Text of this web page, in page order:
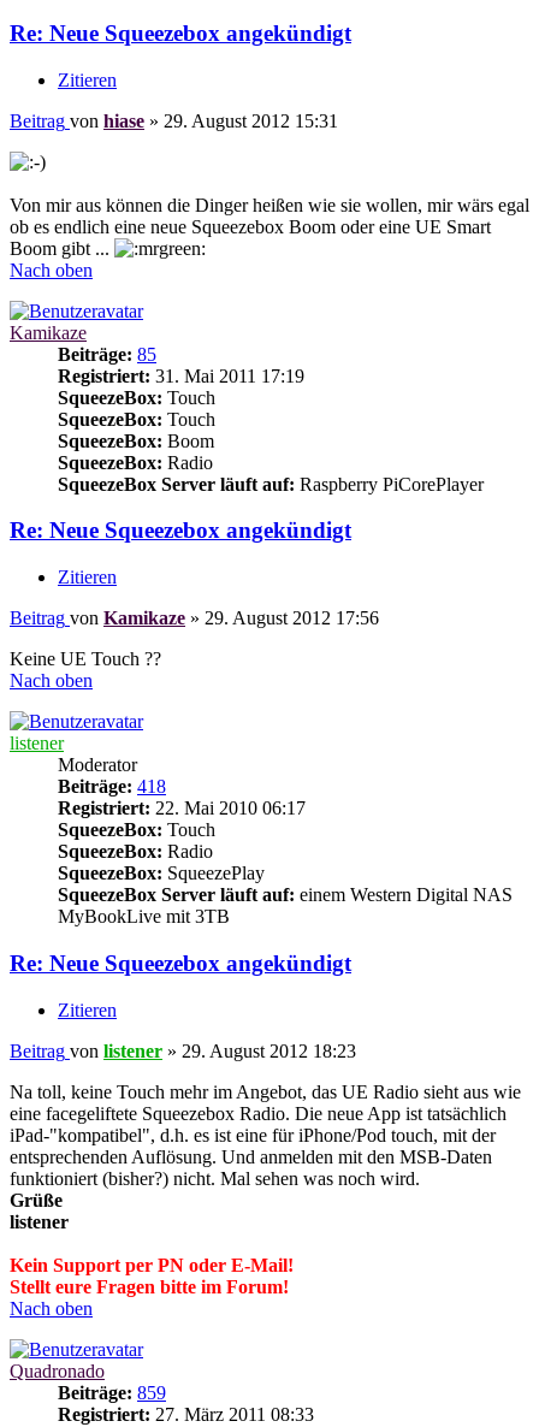
Re: Neue Squeezebox angekündigt
Zitieren
Beitrag von hiase » 29. August 2012 15:31
Von mir aus können die Dinger heißen wie sie wollen, mir wärs egal
ob es endlich eine neue Squeezebox Boom oder eine UE Smart
Boom gibt ...
Nach oben
Kamikaze
Beiträge: 85
Registriert: 31. Mai 2011 17:19
SqueezeBox: Touch
SqueezeBox: Touch
SqueezeBox: Boom
SqueezeBox: Radio
SqueezeBox Server läuft auf: Raspberry PiCorePlayer
Re: Neue Squeezebox angekündigt
Zitieren
Beitrag von Kamikaze » 29. August 2012 17:56
Keine UE Touch ??
Nach oben
listener
Moderator
Beiträge: 418
Registriert: 22. Mai 2010 06:17
SqueezeBox: Touch
SqueezeBox: Radio
SqueezeBox: SqueezePlay
SqueezeBox Server läuft auf: einem Western Digital NAS
MyBookLive mit 3TB
Re: Neue Squeezebox angekündigt
Zitieren
Beitrag von listener » 29. August 2012 18:23
Na toll, keine Touch mehr im Angebot, das UE Radio sieht aus wie
eine facegeliftete Squeezebox Radio. Die neue App ist tatsächlich
iPad-"kompatibel", d.h. es ist eine für iPhone/Pod touch, mit der
entsprechenden Auflösung. Und anmelden mit den MSB-Daten
funktioniert (bisher?) nicht. Mal sehen was noch wird.
Grüße
listener
Kein Support per PN oder E-Mail!
Stellt eure Fragen bitte im Forum!
Nach oben
Quadronado
Beiträge: 859
Registriert: 27. März 2011 08:33